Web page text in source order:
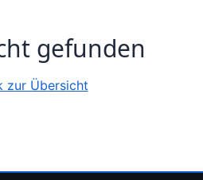
gefunden
zur Übersicht